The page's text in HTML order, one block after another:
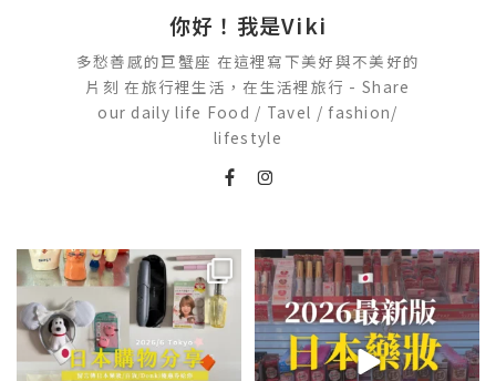
你好！我是Viki
多愁善感的巨蟹座 在這裡寫下美好與不美好的
片刻 在旅行裡生活，在生活裡旅行 - Share
our daily life Food / Tavel / fashion/
lifestyle
💭留言「免費」傳日本藥妝店/百
貨/機場/Donki/折價券給你...
201 36
2026🇯🇵日本藥妝店必買什麼
日本最近紅什麼？...
120 20